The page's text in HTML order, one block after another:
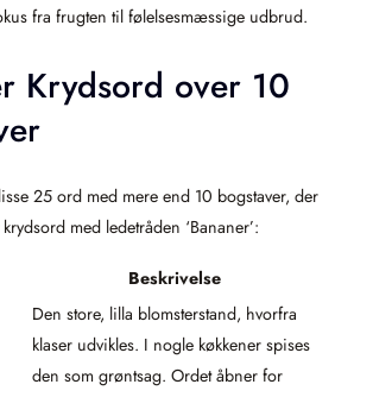
fra frugten til følelsesmæssige udbrud.
Krydsord over 10
25 ord med mere end 10 bogstaver, der
med ledetråden ‘Bananer’:
Beskrivelse
Den store, lilla blomsterstand, hvorfra
klaser udvikles. I nogle køkkener spises
den som grøntsag. Ordet åbner for